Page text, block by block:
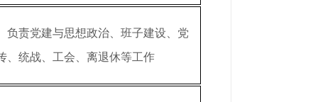
负责党建与思想政治、班子建设、党
、统战、工会、离退休等工作